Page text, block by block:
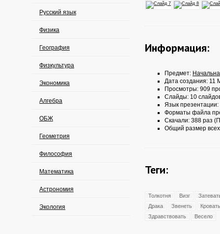
Русский язык
Физика
География
Физкультура
Экономика
Алгебра
ОБЖ
Геометрия
Философия
Математика
Астрономия
Экология
Информация:
Предмет:
Дата создания: 11
Просмотры: 909
Слайды: 10
Язык презентации:
Форматы файла
Скачали: 388 раз
Общий размер
Теги:
Толкотня Визг
Драка
Звенеть
Кровать
Здравствовать
Весело